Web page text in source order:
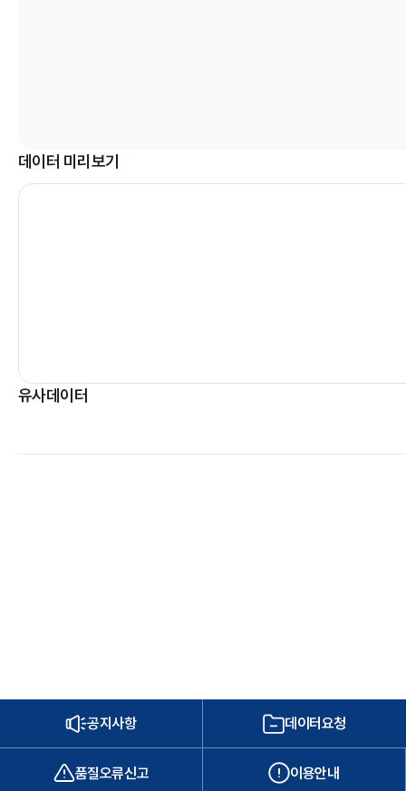
데이터 미리보기
유사데이터
공지사항 데이터요청
품질오류신고 이용안내